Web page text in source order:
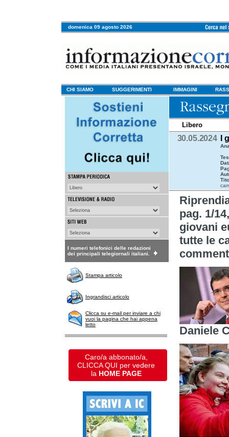
domenica 09 agosto 2026
CHI SIAMO SUGGERIMENTI IMMAGINI
I numeri telefonici delle redazioni
dei principali telegiornali italiani.
Stampa articolo
Ingrandisci articolo
Clicca su e-mail per inviare a chi
vuoi la pagina che hai appena
letto
Caro/a abbonato/a,
CLICCA QUI per vedere
la HOME PAGE
Libero
30.05.2024 I
pag. 1/
giovani
tutte le
Daniele